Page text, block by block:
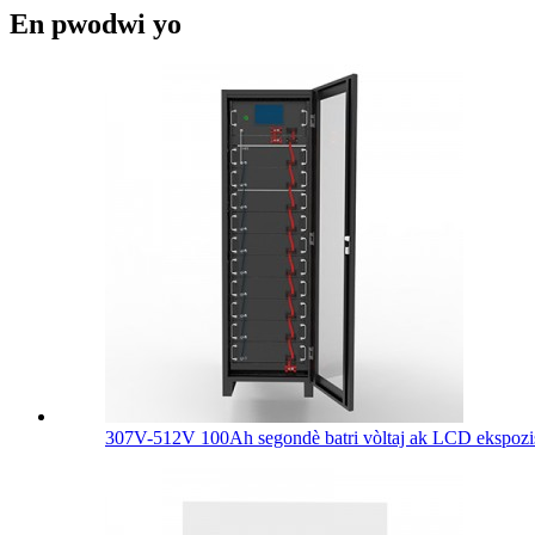
En pwodwi yo
307V-512V 100Ah segondè batri vòltaj ak LCD